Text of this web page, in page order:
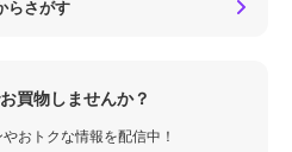
らさがす
買物しませんか？
おトクな情報を配信中！